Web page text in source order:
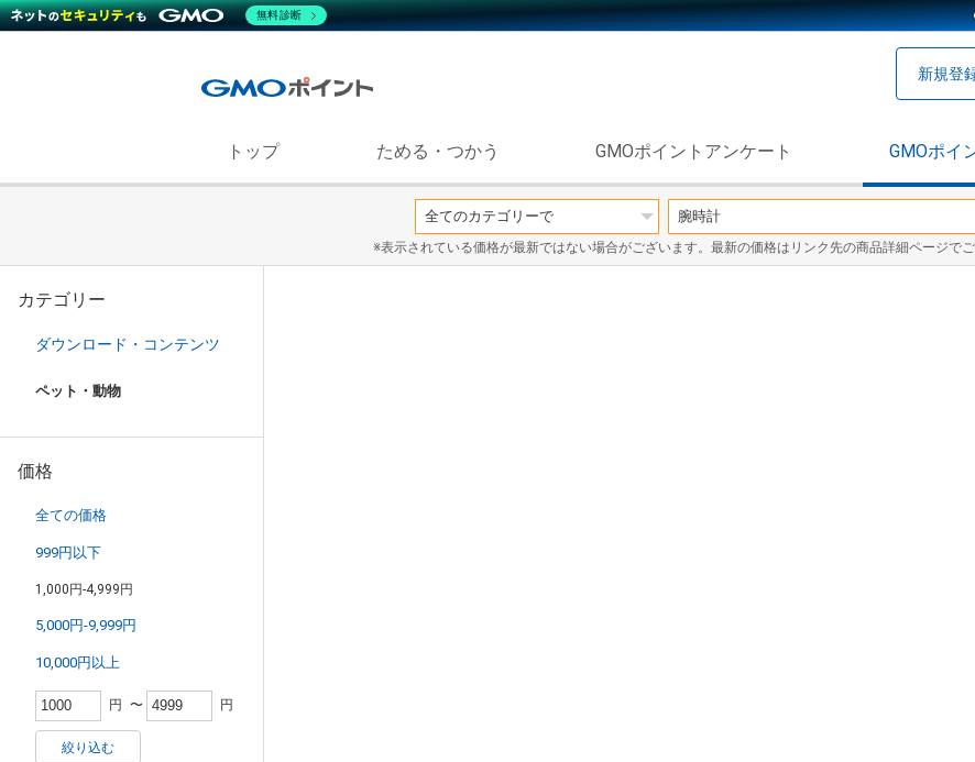
新規登
トップ ためる・つかう GMOポイントアンケート GMOポイ
※表示されている価格が最新ではない場合がございます。最新の価格はリンク先の商品詳細ページでご
カテゴリー
ダウンロード・コンテンツ
ペット・動物
価格
全ての価格
999円以下
1,000円-4,999円
5,000円-9,999円
10,000円以上
円 〜 円
絞り込む
無料診断